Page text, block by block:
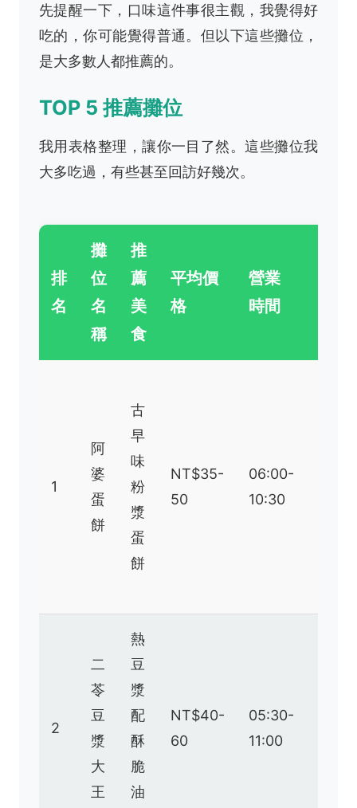
先提醒一下，口味這件事很主觀，我覺得好
吃的，你可能覺得普通。但以下這些攤位，
是大多數人都推薦的。
TOP 5 推薦攤位
我用表格整理，讓你一目了然。這些攤位我
大多吃過，有些甚至回訪好幾次。
排
名
攤
位
名
稱
推
薦
美
食
平均價
格
營業
時間
1
阿
婆
蛋
餅
古
早
味
粉
漿
蛋
餅
NT$35-
50
06:00-
10:30
2
二
苓
豆
漿
大
王
熱
豆
漿
配
酥
脆
油
NT$40-
60
05:30-
11:00